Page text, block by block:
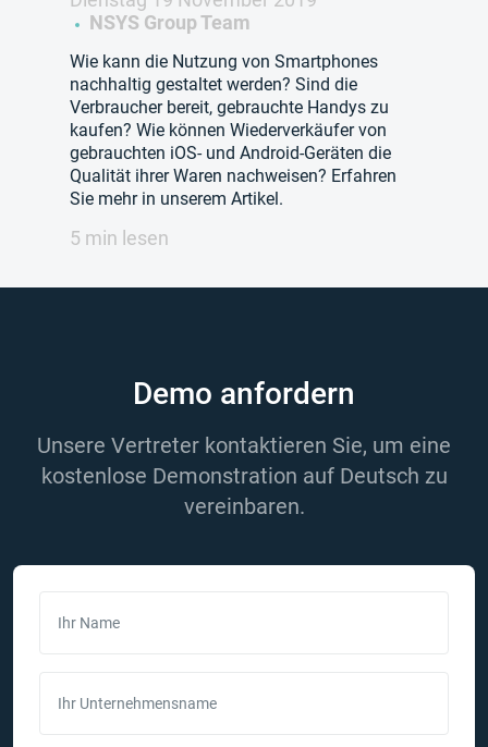
NSYS Group Team
Wie kann die Nutzung von Smartphones
nachhaltig gestaltet werden? Sind die
Verbraucher bereit, gebrauchte Handys zu
kaufen? Wie können Wiederverkäufer von
gebrauchten iOS- und Android-Geräten die
Qualität ihrer Waren nachweisen? Erfahren
Sie mehr in unserem Artikel.
5 min lesen
Demo anfordern
Unsere Vertreter kontaktieren Sie, um eine
kostenlose Demonstration auf Deutsch zu
vereinbaren.
Ihr Name
Ihr Unternehmensname